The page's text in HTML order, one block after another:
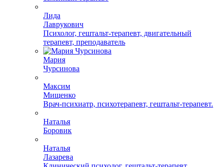
Лида
Лаврукович
Психолог, гештальт-терапевт, двигательный
терапевт, преподаватель
Мария
Чурсинова
Максим
Мищенко
Врач-психиатр, психотерапевт, гештальт-терапевт.
Наталья
Боровик
Наталья
Лазарева